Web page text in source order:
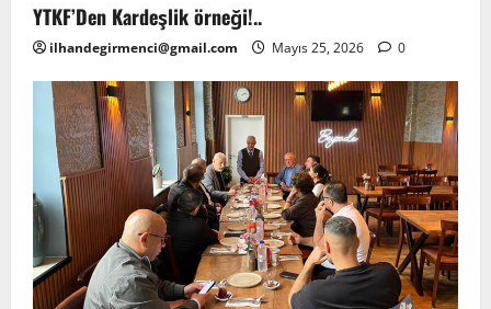
YTKF’Den Kardeşlik örneği!..
ilhandegirmenci@gmail.com Mayıs 25, 2026 0